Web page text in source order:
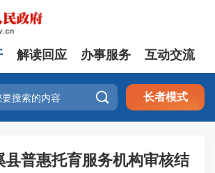
解读回应 办事服务 互动交流
 长者模式
县普惠托育服务机构审核结